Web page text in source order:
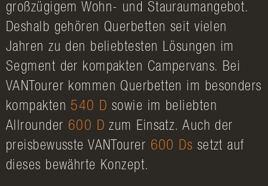
großzügigem Wohn- und Stauraumangebot.
Deshalb gehören Querbetten seit vielen
Jahren zu den beliebtesten Lösungen im
Segment der kompakten Campervans. Bei
VANTourer kommen Querbetten im besonders
kompakten 540 D sowie im beliebten
Allrounder 600 D zum Einsatz. Auch der
preisbewusste VANTourer 600 Ds setzt auf
dieses bewährte Konzept.